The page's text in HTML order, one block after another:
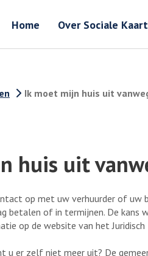
Home Over Sociale Kaart
Ik moet mijn huis uit
huis uit
op met uw verhuurder of uw
betalen of in termijnen. De kans
op de website van het Juridisch
u er zelf niet meer uit? De